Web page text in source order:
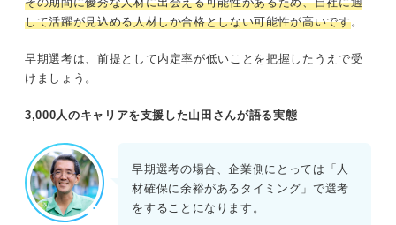
して活躍が見込める人材しか合格としない可能性が高いです。
早期選考は、前提として内定率が低いことを把握したうえで受
けましょう。
3,000人のキャリアを支援した山田さんが語る実態
早期選考の場合、企業側にとっては「人
材確保に余裕があるタイミング」で選考
をすることになります。